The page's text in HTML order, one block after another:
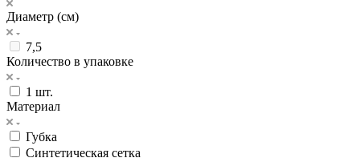
Диаметр (см)
7,5
Количество в упаковке
1 шт.
Материал
Губка
Синтетическая сетка